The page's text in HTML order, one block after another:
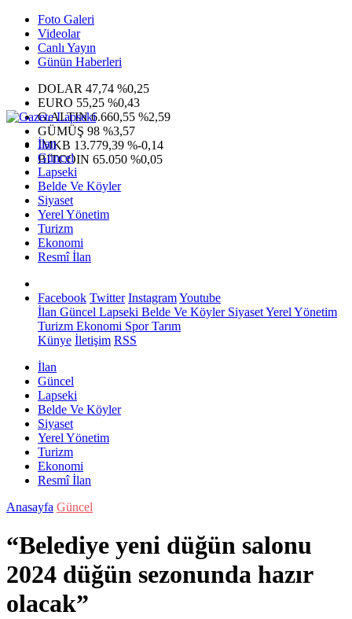
Foto Galeri
Videolar
Canlı Yayın
Günün Haberleri
DOLAR 47,74 %0,25
EURO 55,25 %0,43
G.ALTIN6.660,55 %2,59
GÜMÜŞ 98 %3,57
IMKB 13.779,39 %-0,14
BITCOIN 65.050 %0,05
İlan
Güncel
Lapseki
Belde Ve Köyler
Siyaset
Yerel Yönetim
Turizm
Ekonomi
Resmî İlan
Facebook Twitter InstagramYoutube
İlan Güncel Lapseki Belde Ve KöylerSiyasetYerel Yönetim
Turizm Ekonomi SporTarım
Künye İletişim RSS
İlan
Güncel
Lapseki
Belde Ve Köyler
Siyaset
Yerel Yönetim
Turizm
Ekonomi
Resmî İlan
Anasayfa Güncel
“Belediye yeni düğün salonu
2024 düğün sezonunda hazır
olacak”